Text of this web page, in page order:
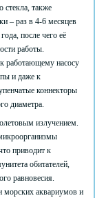
стекла, также
– раз в 4-6 месяцев
после чего её
работы.
работающему насосу
и даже к
коннекторы
диаметра.
излучением.
приводит к
обитателей,
равновесия.
морских аквариумов и